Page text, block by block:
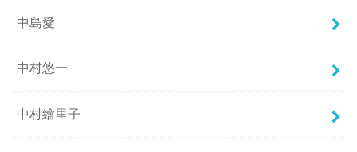
中島愛
中村悠一
中村繪里子